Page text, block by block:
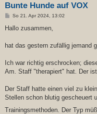
Bunte Hunde auf VOX
B
i
a
So 21. Apr 2024, 13:02
Hallo zusammen,
hat das gestern zufällig jemand
Ich war richtig erschrocken;
Am. Staff "therapiert" hat. Der
Der Staff hatte einen viel zu
Stellen schon blutig gescheuert
Trainingsmethoden. Der Typ